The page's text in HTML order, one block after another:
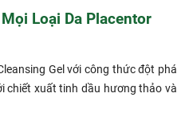
Loại Da Placentor
Gel với công thức đột phá
chiết xuất tinh dầu hương thảo và